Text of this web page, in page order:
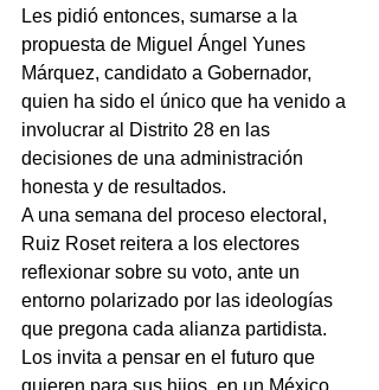
Les pidió entonces, sumarse a la
propuesta de Miguel Ángel Yunes
Márquez, candidato a Gobernador,
quien ha sido el único que ha venido a
involucrar al Distrito 28 en las
decisiones de una administración
honesta y de resultados.
A una semana del proceso electoral,
Ruiz Roset reitera a los electores
reflexionar sobre su voto, ante un
entorno polarizado por las ideologías
que pregona cada alianza partidista.
Los invita a pensar en el futuro que